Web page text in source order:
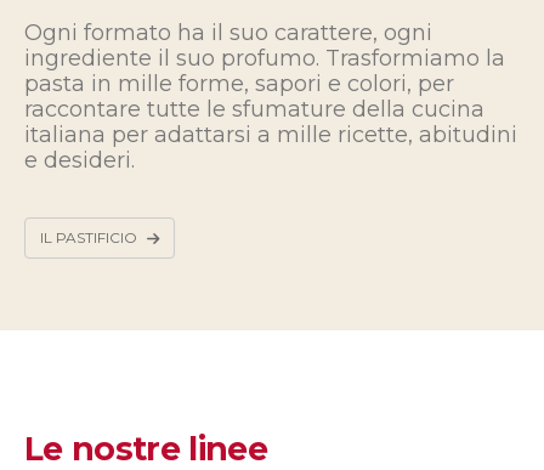
Ogni formato ha il suo carattere, ogni
ingrediente il suo profumo. Trasformiamo la
pasta in mille forme, sapori e colori, per
raccontare tutte le sfumature della cucina
italiana per adattarsi a mille ricette, abitudini
e desideri.
IL PASTIFICIO
Le nostre linee